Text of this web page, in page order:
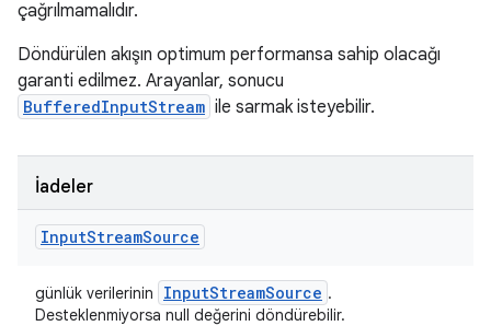
çağrılmamalıdır.
Döndürülen akışın optimum performansa sahip olacağı
garanti edilmez. Arayanlar, sonucu
BufferedInputStream ile sarmak isteyebilir.
İadeler
InputStreamSource
günlük verilerinin InputStreamSource .
Desteklenmiyorsa null değerini döndürebilir.